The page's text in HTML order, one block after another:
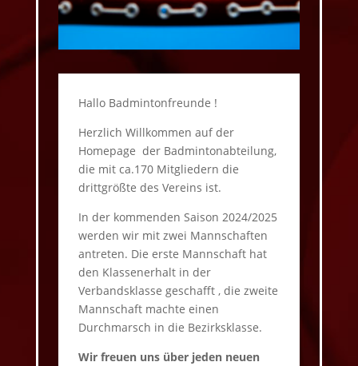
Hallo Badmintonfreunde !
Herzlich Willkommen auf der
Homepage der Badmintonabteilung,
die mit ca.170 Mitgliedern die
drittgrößte des Vereins ist.
In der kommenden Saison 2024/2025
werden wir mit zwei Mannschaften
antreten. Die erste Mannschaft hat
den Klassenerhalt in der
Verbandsklasse geschafft , die zweite
Mannschaft machte einen
Durchmarsch in die Bezirksklasse.
Wir freuen uns über jeden neuen